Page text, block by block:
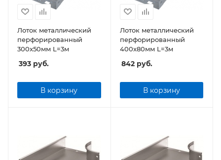
Лоток металлический
перфорированный
300x50мм L=3м
393 руб.
В корзину
Лоток металлический
перфорированный
400x80мм L=3м
842руб.
В корзину